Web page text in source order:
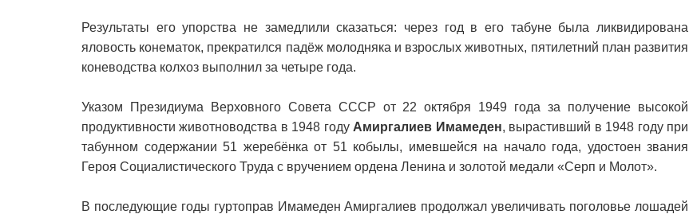
Результаты его упорства не замедлили сказаться: через год в его табуне была ликвидирована
яловость конематок, прекратился падёж молодняка и взрослых животных, пятилетний план развития
коневодства колхоз выполнил за четыре года.
Указом Президиума Верховного Совета СССР от 22 октября 1949 года за получение высокой
продуктивности животноводства в 1948 году Амиргалиев Имамеден, вырастивший в 1948 году при
табунном содержании 51 жеребёнка от 51 кобылы, имевшейся на начало года, удостоен звания
Героя Социалистического Труда с вручением ордена Ленина и золотой медали «Серп и Молот».
В последующие годы гуртоправ Имамеден Амиргалиев продолжал увеличивать поголовье лошадей